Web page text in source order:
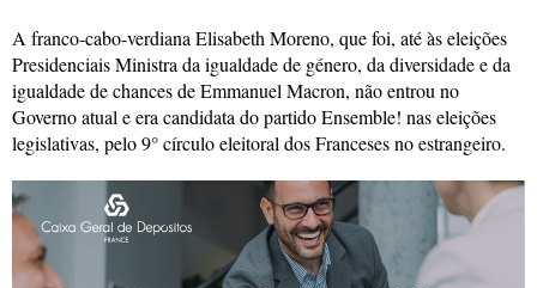
A franco-cabo-verdiana Elisabeth Moreno, que foi, até às eleições
Presidenciais Ministra da igualdade de género, da diversidade e da
igualdade de chances de Emmanuel Macron, não entrou no
Governo atual e era candidata do partido Ensemble! nas eleições
legislativas, pelo 9° círculo eleitoral dos Franceses no estrangeiro.